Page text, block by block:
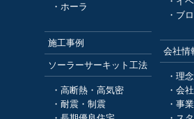
・ホーラ
施工事例
ソーラーサーキット工法
・高断熱・高気密
・耐震・制震
・ブ
会社情
・理念
・会
・事